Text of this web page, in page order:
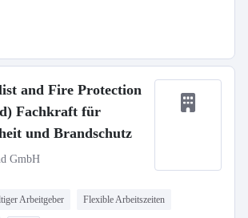
and Fire Protection
Fachkraft für
und Brandschutz
GmbH
Arbeitgeber Flexible Arbeitszeiten